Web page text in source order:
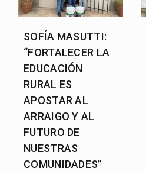
SOFÍA MASUTTI:
“FORTALECER LA
EDUCACIÓN
RURAL ES
APOSTAR AL
ARRAIGO Y AL
FUTURO DE
NUESTRAS
COMUNIDADES”